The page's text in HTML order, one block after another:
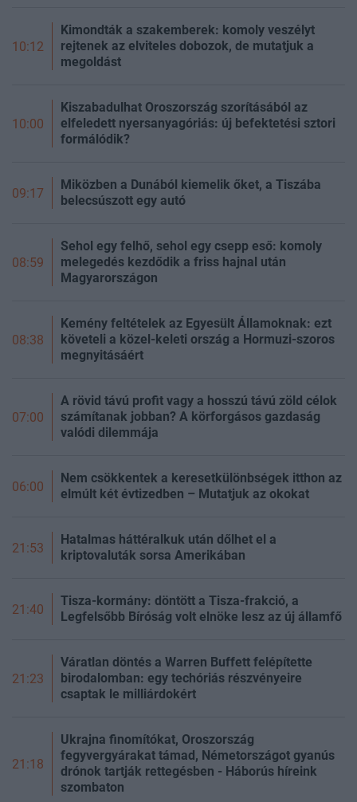
10:12
Kimondták a szakemberek: komoly veszélyt
rejtenek az elviteles dobozok, de mutatjuk a
megoldást
10:00
Kiszabadulhat Oroszország szorításából az
elfeledett nyersanyagóriás: új befektetési sztori
formálódik?
09:17
Miközben a Dunából kiemelik őket, a Tiszába
belecsúszott egy autó
08:59
Sehol egy felhő, sehol egy csepp eső: komoly
melegedés kezdődik a friss hajnal után
Magyarországon
08:38
Kemény feltételek az Egyesült Államoknak: ezt
követeli a közel-keleti ország a Hormuzi-szoros
megnyitásáért
07:00
A rövid távú profit vagy a hosszú távú zöld célok
számítanak jobban? A körforgásos gazdaság
valódi dilemmája
06:00
Nem csökkentek a keresetkülönbségek itthon az
elmúlt két évtizedben – Mutatjuk az okokat
21:53
Hatalmas háttéralkuk után dőlhet el a
kriptovaluták sorsa Amerikában
21:40
Tisza-kormány: döntött a Tisza-frakció, a
Legfelsőbb Bíróság volt elnöke lesz az új államfő
21:23
Váratlan döntés a Warren Buffett felépítette
birodalomban: egy techóriás részvényeire
csaptak le milliárdokért
21:18
Ukrajna finomítókat, Oroszország
fegyvergyárakat támad, Németországot gyanús
drónok tartják rettegésben - Háborús híreink
szombaton